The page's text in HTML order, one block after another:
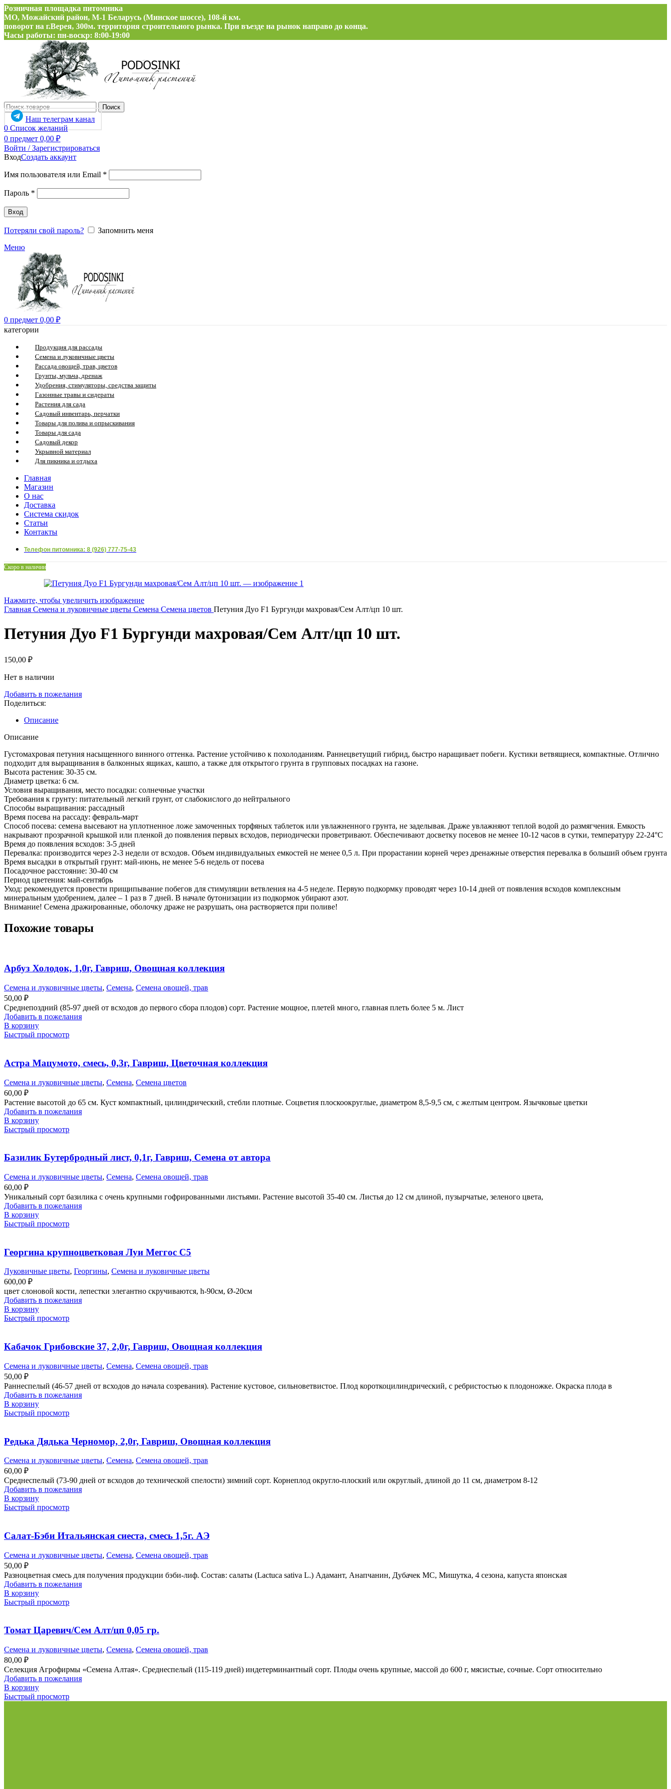
Розничная площадка питомника
МО, Можайский район, М-1 Беларусь (Минское шоссе), 108-й км.
поворот на г.Верея, 300м. территория строительного рынка. При въезде на рынок направо до конца.
Часы работы: пн-воскр: 8:00-19:00
Поиск
Наш телеграм канал
0 Список желаний
0 предмет 0,00 ₽
Войти / Зарегистрироваться
ВходСоздать аккаунт
Имя пользователя или Email *
Пароль *
Вход
Потеряли свой пароль?
Запомнить меня
Меню
0 предмет 0,00 ₽
категории
Продукция для рассады
Семена и луковичные цветы
Рассада овощей, трав, цветов
Грунты, мульча, дренаж
Удобрения, стимуляторы, средства защиты
Газонные травы и сидераты
Растения для сада
Садовый инвентарь, перчатки
Товары для полива и опрыскивания
Товары для сада
Садовый декор
Укрывной материал
Для пикника и отдыха
Главная
Магазин
О нас
Доставка
Система скидок
Статьи
Контакты
Телефон питомника: 8 (926) 777-75-43
Скоро в наличии
Нажмите, чтобы увеличить изображение
Главная Семена и луковичные цветы Семена Семена цветов Петуния Дуо F1 Бургунди махровая/Сем Алт/цп 10 шт.
Петуния Дуо F1 Бургунди махровая/Сем Алт/цп 10 шт.
150,00 ₽
Нет в наличии
Добавить в пожелания
Поделиться:
Описание
Описание
Густомахровая петуния насыщенного винного оттенка. Растение устойчиво к похолоданиям. Раннецветущий гибрид, быстро наращивает побеги. Кустики ветвящиеся, компактные. Отлично
подходит для выращивания в балконных ящиках, кашпо, а также для открытого грунта в групповых посадках на газоне.
Высота растения: 30-35 см.
Диаметр цветка: 6 см.
Условия выращивания, место посадки: солнечные участки
Требования к грунту: питательный легкий грунт, от слабокислого до нейтрального
Способы выращивания: рассадный
Время посева на рассаду: февраль-март
Способ посева: семена высевают на уплотненное ложе замоченных торфяных таблеток или увлажненного грунта, не заделывая. Драже увлажняют теплой водой до размягчения. Емкость
накрывают прозрачной крышкой или пленкой до появления первых всходов, периодически проветривают. Обеспечивают досветку посевов не менее 10-12 часов в сутки, температуру 22-24°С
Время до появления всходов: 3-5 дней
Перевалка: производится через 2-3 недели от всходов. Объем индивидуальных емкостей не менее 0,5 л. При прорастании корней через дренажные отверстия перевалка в больший объем грунта
Время высадки в открытый грунт: май-июнь, не менее 5-6 недель от посева
Посадочное расстояние: 30-40 см
Период цветения: май-сентябрь
Уход: рекомендуется провести прищипывание побегов для стимуляции ветвления на 4-5 неделе. Первую подкормку проводят через 10-14 дней от появления всходов комплексным
минеральным удобрением, далее – 1 раз в 7 дней. В начале бутонизации из подкормок убирают азот.
Внимание! Семена дражированные, оболочку драже не разрушать, она растворяется при поливе!
Похожие товары
Арбуз Холодок, 1,0г, Гавриш, Овощная коллекция
Семена и луковичные цветы, Семена, Семена овощей, трав
50,00 ₽
Среднепоздний (85-97 дней от всходов до первого сбора плодов) сорт. Растение мощное, плетей много, главная плеть более 5 м. Лист
Добавить в пожелания
В корзину
Быстрый просмотр
Астра Мацумото, смесь, 0,3г, Гавриш, Цветочная коллекция
Семена и луковичные цветы, Семена, Семена цветов
60,00 ₽
Растение высотой до 65 см. Куст компактный, цилиндрический, стебли плотные. Соцветия плоскоокруглые, диаметром 8,5-9,5 см, с желтым центром. Язычковые цветки
Добавить в пожелания
В корзину
Быстрый просмотр
Базилик Бутербродный лист, 0,1г, Гавриш, Семена от автора
Семена и луковичные цветы, Семена, Семена овощей, трав
60,00 ₽
Уникальный сорт базилика с очень крупными гофрированными листьями. Растение высотой 35-40 см. Листья до 12 см длиной, пузырчатые, зеленого цвета,
Добавить в пожелания
В корзину
Быстрый просмотр
Георгина крупноцветковая Луи Меггос С5
Луковичные цветы, Георгины, Семена и луковичные цветы
600,00 ₽
цвет слоновой кости, лепестки элегантно скручиваются, h-90см, Ø-20см
Добавить в пожелания
В корзину
Быстрый просмотр
Кабачок Грибовские 37, 2,0г, Гавриш, Овощная коллекция
Семена и луковичные цветы, Семена, Семена овощей, трав
50,00 ₽
Раннеспелый (46-57 дней от всходов до начала созревания). Растение кустовое, сильноветвистое. Плод короткоцилиндрический, с ребристостью к плодоножке. Окраска плода в
Добавить в пожелания
В корзину
Быстрый просмотр
Редька Дядька Черномор, 2,0г, Гавриш, Овощная коллекция
Семена и луковичные цветы, Семена, Семена овощей, трав
60,00 ₽
Среднеспелый (73-90 дней от всходов до технической спелости) зимний сорт. Корнеплод округло-плоский или округлый, длиной до 11 см, диаметром 8-12
Добавить в пожелания
В корзину
Быстрый просмотр
Салат-Бэби Итальянская сиеста, смесь 1,5г. АЭ
Семена и луковичные цветы, Семена, Семена овощей, трав
50,00 ₽
Разноцветная смесь для получения продукции бэби-лиф. Состав: салаты (Lactuca sativa L.) Адамант, Анапчанин, Дубачек МС, Мишутка, 4 сезона, капуста японская
Добавить в пожелания
В корзину
Быстрый просмотр
Томат Царевич/Сем Алт/цп 0,05 гр.
Семена и луковичные цветы, Семена, Семена овощей, трав
80,00 ₽
Селекция Агрофирмы «Семена Алтая». Среднеспелый (115-119 дней) индетерминантный сорт. Плоды очень крупные, массой до 600 г, мясистые, сочные. Сорт относительно
Добавить в пожелания
В корзину
Быстрый просмотр